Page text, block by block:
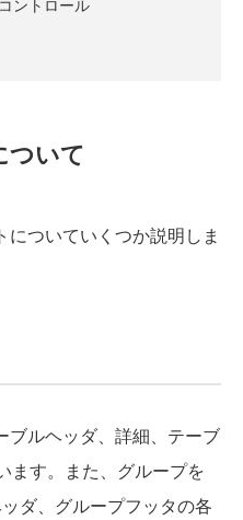
ントロール
ついて
ついていくつか説明しま
ルヘッダ、詳細、テーブ
ます。また、グループを
ダ、グループフッタの各